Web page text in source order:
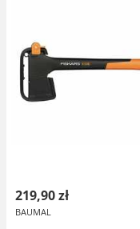
219,90 zł
BAUMAL